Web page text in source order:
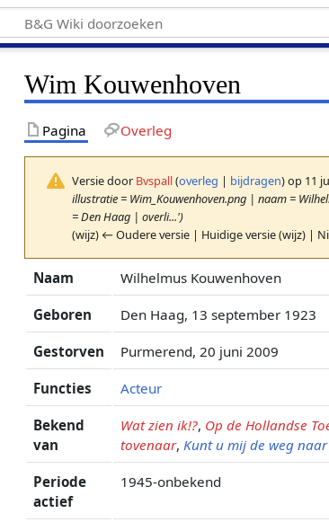
Wim Kouwenhoven
Pagina Overleg
Versie door Bvspall(overleg | bijdragen)op 11
illustratie = Wim_Kouwenhoven.png | naam =
= Den Haag | overli...')
(wijz) ← Oudere versie | Huidige versie (wijz) |
Naam Wilhelmus Kouwenhoven
Geboren Den Haag, 13 september 1923
Gestorven Purmerend, 20 juni 2009
Functies Acteur
Bekend
van
Wat zien ik!?, Op de Hollandse
tovenaar, Kunt u mij de weg
Periode
actief
1945-onbekend